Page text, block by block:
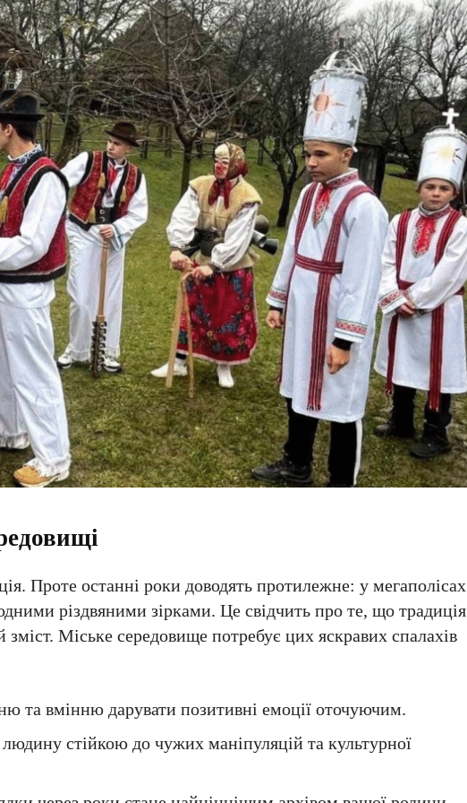
Проте останні роки доводять протилежне: у мегаполісах
різдвяними зірками. Це свідчить про те, що традиція
Міське середовище потребує цих яскравих спалахів
та вмінню дарувати позитивні емоції оточуючим.
стійкою до чужих маніпуляцій та культурної